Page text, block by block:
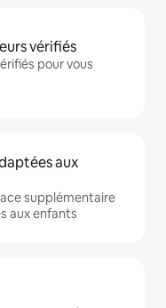
vérifiés
pour vous
aux
supplémentaire
aux enfants